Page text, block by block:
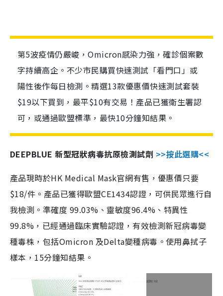
第5波疫情仍嚴峻，Omicron感染力強，確診個案數
字持續高企。不少市民購買快速測試「看門口」或
陽性後作每日檢測。精選13款優惠價快速測試套裝
$19以下買到，最平$10有交易！產品已獲衛生署認
可，或通過歐盟標準，最快10分鐘知結果。
DEEPBLUE 新型冠狀病毒抗原檢測試劑 >>按此選購<<
產品現時於HK Medical Mask官網有售，優惠價只要
$18/件。產品已獲得歐盟CE1434認證，可供民眾進行自
我檢測。準確度 99.03%、靈敏度96.4%、特異性
99.8%，已經通過臨床實驗認證，有效檢測新冠病毒變
種毒株，包括Omicron 及Delta變種病毒。使用鼻拭子
樣本，15分鐘知結果。